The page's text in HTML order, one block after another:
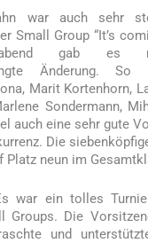
war auch sehr
Small Group “It’s
gab es
Änderung. So
Marit Kortenhorn,
Sondermann,
auch eine sehr gute
Die
Platz neun im
war ein tolles
Groups. Die
und